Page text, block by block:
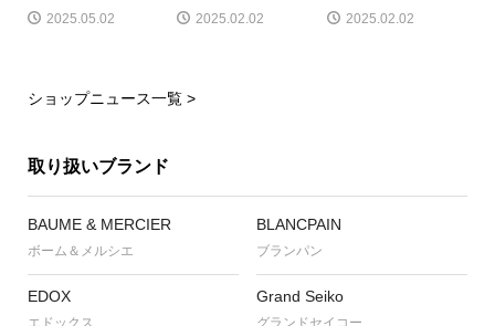
2025.05.02 2025.02.02 2025.02.02
ショップニュース一覧 >
取り扱いブランド
BAUME & MERCIER
ボーム＆メルシエ
BLANCPAIN
ブランパン
EDOX Grand Seiko